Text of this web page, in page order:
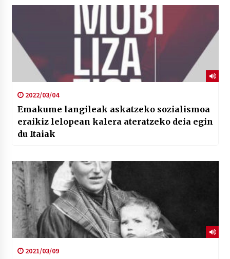
2022/03/04
Emakume langileak askatzeko sozialismoa
eraikiz lelopean kalera ateratzeko deia egin
du Itaiak
2021/03/09